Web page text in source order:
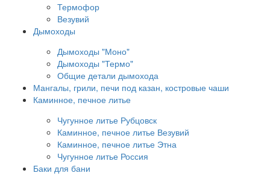
Термофор
Везувий
Дымоходы
Дымоходы "Моно"
Дымоходы "Термо"
Общие детали дымохода
Мангалы, грили, печи под казан, костровые чаши
Каминное, печное литье
Чугунное литье Рубцовск
Каминное, печное литье Везувий
Каминное, печное литье Этна
Чугунное литье Россия
Баки для бани